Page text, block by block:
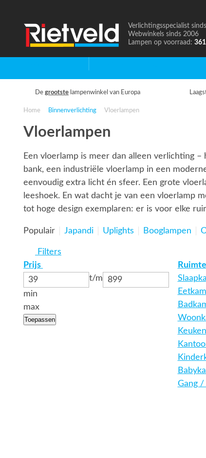
Naar
de
Verlichtingsspecialist
Webwinkels sinds 2006
Lampen op voorraad:
De grootste lampenwinkel van Europa
Home Binnenverlichting Vloerlampen
Vloerlampen
Een vloerlamp is meer dan alleen verlichting
bank, een industriële vloerlamp in een
eenvoudig extra licht én sfeer. Een grote
leeshoek. En wat dacht je van een vloerlamp
tot hoge design exemplaren: er is voor elke
Populair Japandi Uplights Booglampen
Filters
Prijs
t/m
min
max
Toepassen
Ruimte
Gang /